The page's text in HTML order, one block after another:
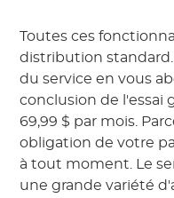
Toutes ces
distribution
du service en vous
conclusion de l'essai
69,99 $ par mois.
obligation de votre
à tout moment. Le
une grande variété